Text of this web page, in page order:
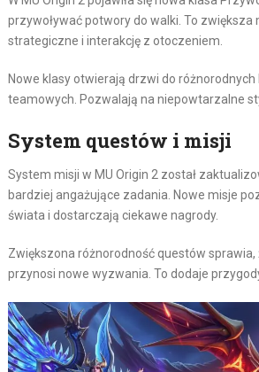
przywoływać potwory do walki. To zwiększa
strategiczne i interakcję z otoczeniem.
Nowe klasy otwierają drzwi do różnorodnych
teamowych. Pozwalają na niepowtarzalne
System questów i misji
System misji w MU Origin 2 został
bardziej angażujące zadania. Nowe misje
świata i dostarczają ciekawe nagrody.
Zwiększona różnorodność questów sprawia,
przynosi nowe wyzwania. To dodaje